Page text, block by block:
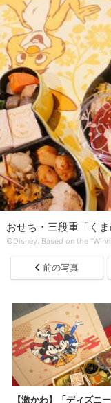
おせち・三段重「く
©Disney. Based on the
前の写真